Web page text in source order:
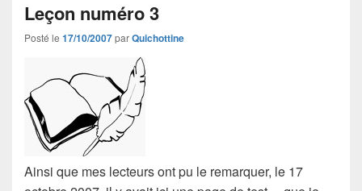
Leçon numéro 3
Posté le 17/10/2007parQuichottine
Ainsi que mes lecteurs ont pu le remarquer, le 17